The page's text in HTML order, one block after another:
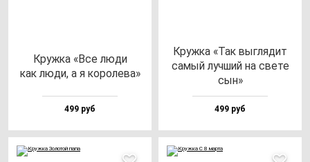
Круж­ка «Все лю­ди
как лю­ди, а я ко­ро­ле­ва»
499 руб
Круж­ка «Так выг­ля­дит
са­мый луч­ший на све­те
сын»
499 руб